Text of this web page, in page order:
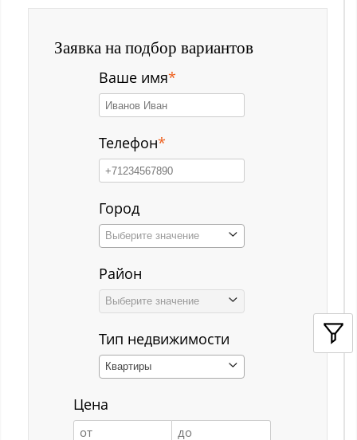
Карагайлинский
Красная Орловка
Заявка на подбор вариантов
Ваше имя*
Телефон*
Город
Выберите значение
Район
Выберите значение
Тип недвижимости
Квартиры
Цена